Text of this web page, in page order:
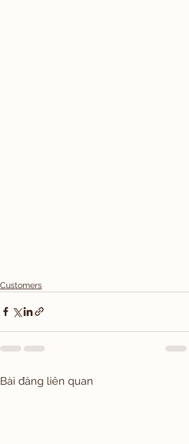
Customers
Bài đăng liên quan